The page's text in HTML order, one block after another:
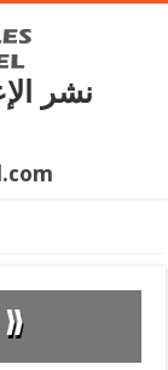
نشر